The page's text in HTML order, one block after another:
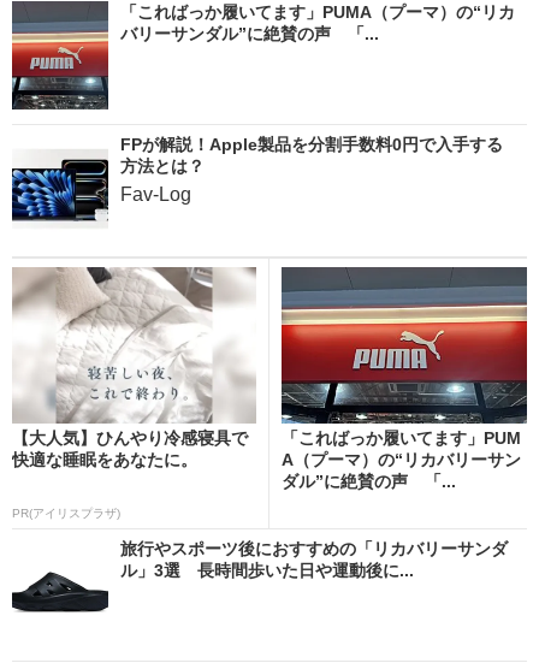
「こればっか履いてます」PUMA（プーマ）の“リカ
バリーサンダル”に絶賛の声 「...
FPが解説！Apple製品を分割手数料0円で入手する
方法とは？
Fav-Log
【大人気】ひんやり冷感寝具で
快適な睡眠をあなたに。
PR(アイリスプラザ)
「こればっか履いてます」PUM
A（プーマ）の“リカバリーサン
ダル”に絶賛の声 「...
旅行やスポーツ後におすすめの「リカバリーサンダ
ル」3選 長時間歩いた日や運動後に...